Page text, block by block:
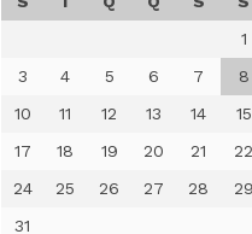
1
3
4 5 6 7 8
10
11 12 13 14 15
17
18 19 20 21 22
24
25 26 27 28 29
31